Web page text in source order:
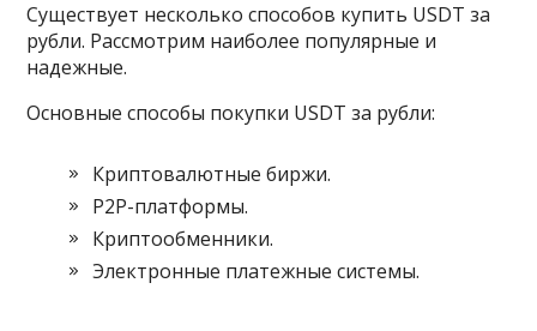
Существует несколько способов купить USDT за
рубли. Рассмотрим наиболее популярные и
надежные.
Основные способы покупки USDT за рубли:
Криптовалютные биржи.
P2P-платформы.
Криптообменники.
Электронные платежные системы.